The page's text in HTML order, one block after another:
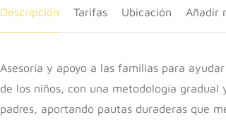
Descripción Tarifas Ubicación Añadir
Asesoría y apoyo a las familias para
de los niños, con una metodología
padres, aportando pautas duraderas que